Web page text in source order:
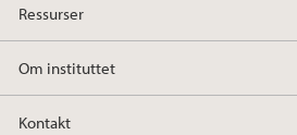
Ressurser
Om instituttet
Kontakt